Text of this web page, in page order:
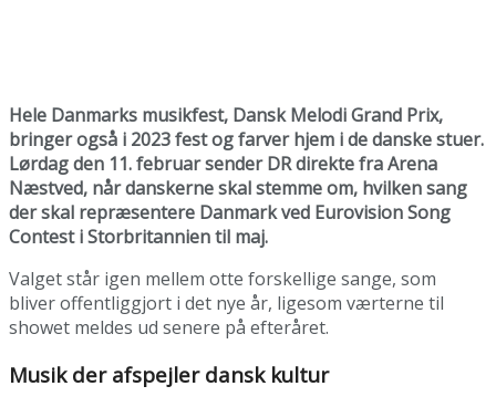
Hele Danmarks musikfest, Dansk Melodi Grand Prix,
bringer også i 2023 fest og farver hjem i de danske stuer.
Lørdag den 11. februar sender DR direkte fra Arena
Næstved, når danskerne skal stemme om, hvilken sang
der skal repræsentere Danmark ved Eurovision Song
Contest i Storbritannien til maj.
Valget står igen mellem otte forskellige sange, som
bliver offentliggjort i det nye år, ligesom værterne til
showet meldes ud senere på efteråret.
Musik der afspejler dansk kultur